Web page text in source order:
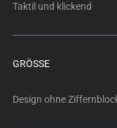
above.
Taktil und klickend
GRÖSSE
Design ohne